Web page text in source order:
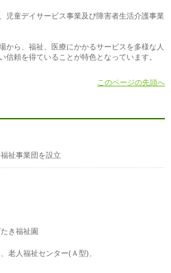
児童デイサービス事業及び障害者生活介護事業
ら、福祉、医療にかかるサービスを多様な人
頼を得ていることが特色となっています。
このページの先頭へ
祉事業団を設立
き福祉園
老人福祉センター(Ａ型)、